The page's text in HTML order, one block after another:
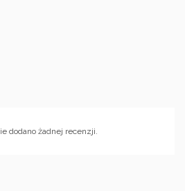
dodano żadnej recenzji.